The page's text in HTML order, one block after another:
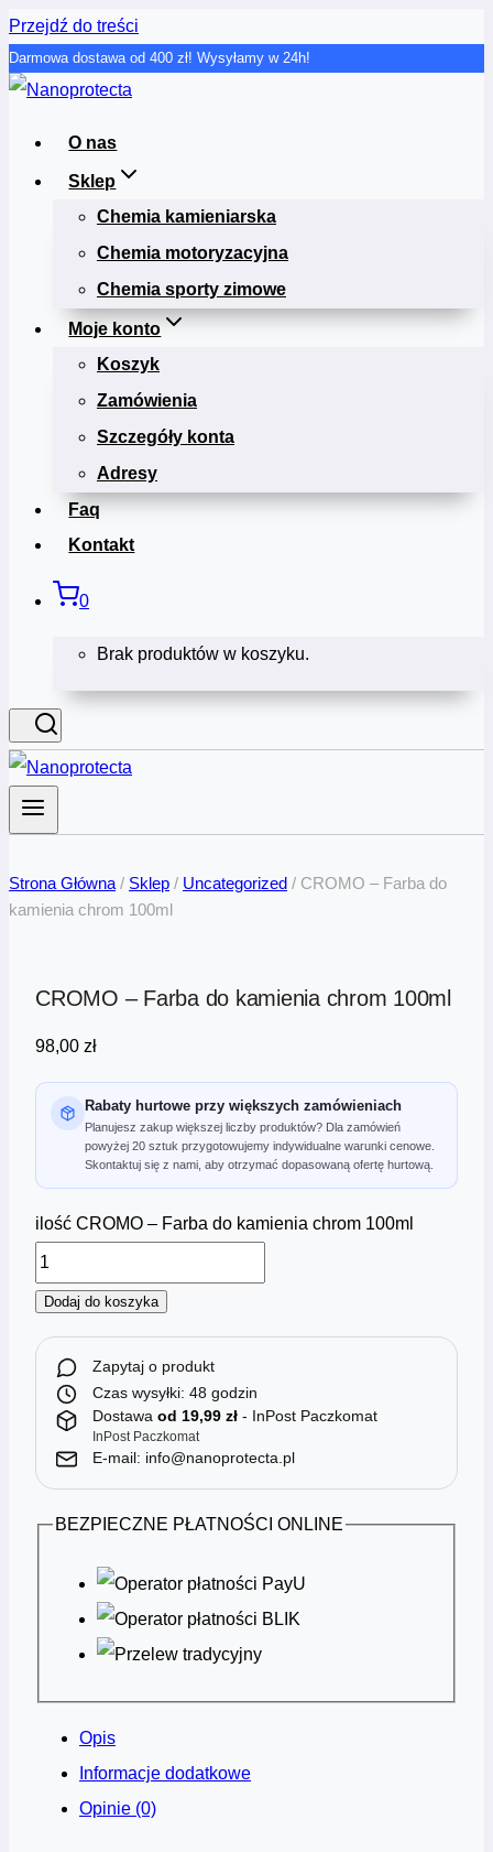
Przejdź do treści
Darmowa dostawa od 400 zł! Wysyłamy w 24h!
O nas
Sklep
Chemia kamieniarska
Chemia motoryzacyjna
Chemia sporty zimowe
Moje konto
Koszyk
Zamówienia
Szczegóły konta
Adresy
Faq
Kontakt
0
Brak produktów w koszyku.
Strona Główna / Sklep / Uncategorized / CROMO – Farba do
kamienia chrom 100ml
CROMO – Farba do kamienia chrom 100ml
98,00 zł
Rabaty hurtowe przy większych zamówieniach
Planujesz zakup większej liczby produktów? Dla zamówień
powyżej 20 sztuk przygotowujemy indywidualne warunki cenowe.
Skontaktuj się z nami, aby otrzymać dopasowaną ofertę hurtową.
ilość CROMO – Farba do kamienia chrom 100ml
Dodaj do koszyka
Zapytaj o produkt
Czas wysyłki: 48 godzin
Dostawa od 19,99 zł - InPost Paczkomat
InPost Paczkomat
E-mail: info@nanoprotecta.pl
BEZPIECZNE PŁATNOŚCI ONLINE
Opis
Informacje dodatkowe
Opinie (0)